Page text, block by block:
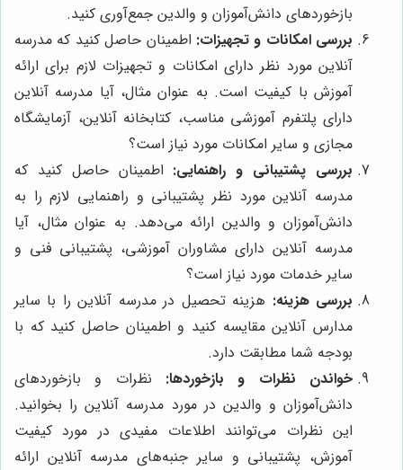
بازخوردهای دانش‌آموزان و والدین جمع‌آوری کنید.
بررسی امکانات و تجهیزات: اطمینان حاصل کنید که مدرسه
آنلاین مورد نظر دارای امکانات و تجهیزات لازم برای ارائه
آموزش با کیفیت است. به عنوان مثال، آیا مدرسه آنلاین
دارای پلتفرم آموزشی مناسب، کتابخانه آنلاین، آزمایشگاه
مجازی و سایر امکانات مورد نیاز است؟
بررسی پشتیبانی و راهنمایی: اطمینان حاصل کنید که
مدرسه آنلاین مورد نظر پشتیبانی و راهنمایی لازم را به
دانش‌آموزان و والدین ارائه می‌دهد. به عنوان مثال، آیا
مدرسه آنلاین دارای مشاوران آموزشی، پشتیبانی فنی و
سایر خدمات مورد نیاز است؟
بررسی هزینه: هزینه تحصیل در مدرسه آنلاین را با سایر
مدارس آنلاین مقایسه کنید و اطمینان حاصل کنید که با
بودجه شما مطابقت دارد.
خواندن نظرات و بازخوردها: نظرات و بازخوردهای
دانش‌آموزان و والدین در مورد مدرسه آنلاین را بخوانید.
این نظرات می‌توانند اطلاعات مفیدی در مورد کیفیت
آموزش، پشتیبانی و سایر جنبه‌های مدرسه آنلاین ارائه